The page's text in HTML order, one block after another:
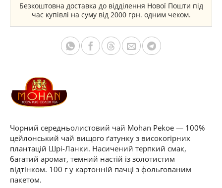
Безкоштовна доставка до відділення Нової Пошти під
час купівлі на суму від 2000 грн. одним чеком.
Чорний середньолистовий чай Mohan Pekoe — 100%
цейлонський чай вищого ґатунку з високогірних
плантацій Шрі-Ланки. Насичений терпкий смак,
багатий аромат, темний настій із золотистим
відтінком. 100 г у картонній пачці з фольгованим
пакетом.